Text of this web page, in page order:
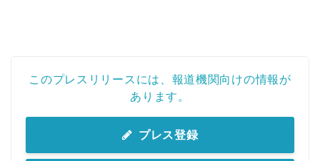
このプレスリリースには、報道機関向けの情報が
あります。
プレス登録